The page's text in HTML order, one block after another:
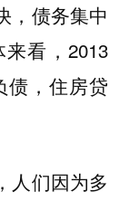
，债务集中
看，2013
债，住房贷
们因为多